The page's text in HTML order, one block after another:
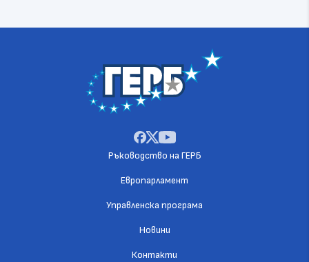
Ръководство на ГЕРБ
Европарламент
Управленска програма
Новини
Контакти